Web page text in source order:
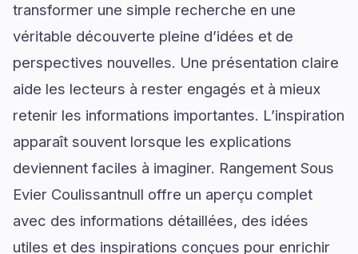
transformer une simple recherche en une
véritable découverte pleine d’idées et de
perspectives nouvelles. Une présentation claire
aide les lecteurs à rester engagés et à mieux
retenir les informations importantes. L’inspiration
apparaît souvent lorsque les explications
deviennent faciles à imaginer. Rangement Sous
Evier Coulissantnull offre un aperçu complet
avec des informations détaillées, des idées
utiles et des inspirations conçues pour enrichir